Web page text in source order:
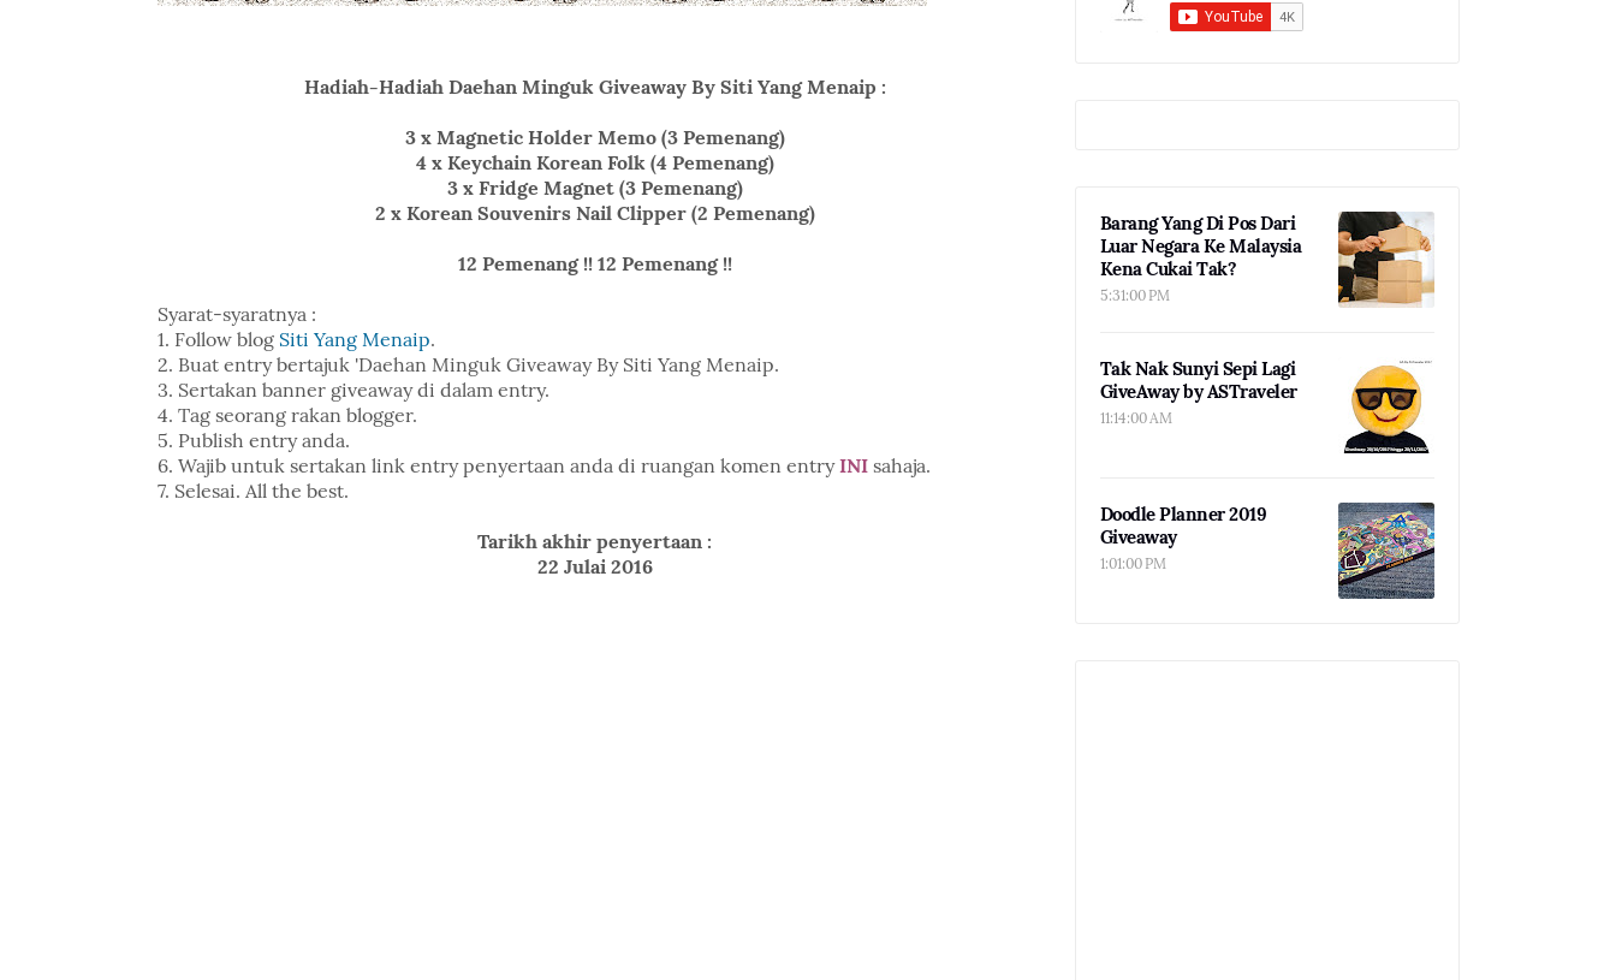
Hadiah-Hadiah Daehan Minguk Giveaway By Siti Yang Menaip :
3 x Magnetic Holder Memo (3 Pemenang)
4 x Keychain Korean Folk (4 Pemenang)
3 x Fridge Magnet (3 Pemenang)
2 x Korean Souvenirs Nail Clipper (2 Pemenang)
12 Pemenang !! 12 Pemenang !!
Syarat-syaratnya :
1. Follow blog Siti Yang Menaip.
2. Buat entry bertajuk 'Daehan Minguk Giveaway By Siti Yang Menaip.
3. Sertakan banner giveaway di dalam entry.
4. Tag seorang rakan blogger.
5. Publish entry anda.
6. Wajib untuk sertakan link entry penyertaan anda di ruangan komen entryINIsahaja.
7. Selesai. All the best.
Tarikh akhir penyertaan :
22 Julai 2016
Barang Yang Di Pos Dari
Luar Negara Ke Malaysia
Kena Cukai Tak?
5:31:00 PM
Tak Nak Sunyi Sepi Lagi
GiveAway by ASTraveler
11:14:00 AM
Doodle Planner 2019
Giveaway
1:01:00 PM